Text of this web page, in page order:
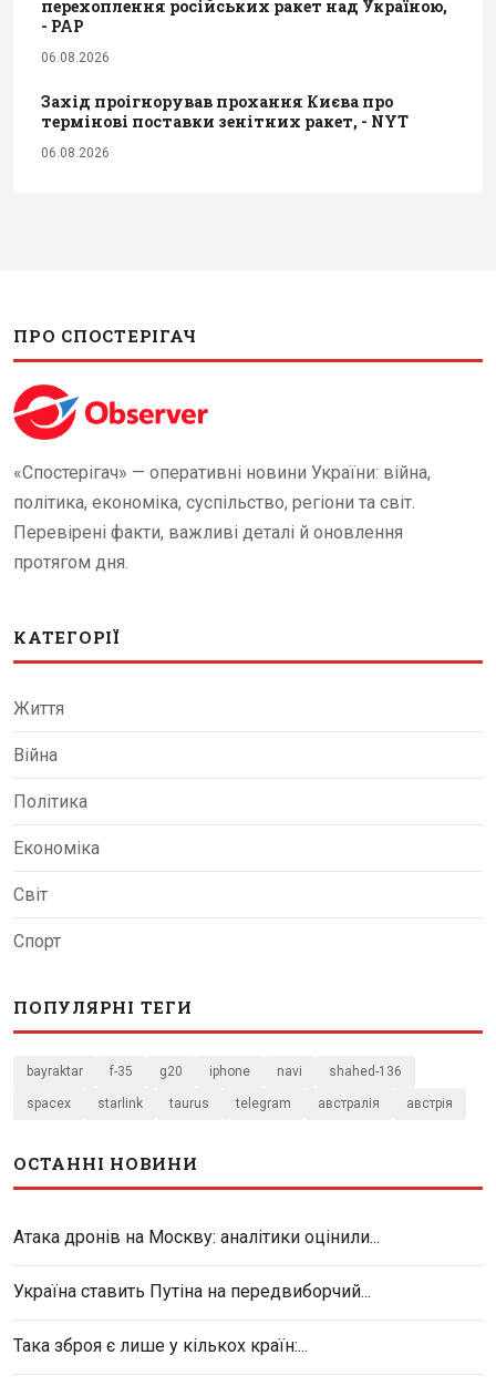
перехоплення російських ракет над Україною,
- PAP
06.08.2026
Захід проігнорував прохання Києва про
термінові поставки зенітних ракет, - NYT
06.08.2026
ПРО СПОСТЕРІГАЧ
«Спостерігач» — оперативні новини України: війна,
політика, економіка, суспільство, регіони та світ.
Перевірені факти, важливі деталі й оновлення
протягом дня.
КАТЕГОРІЇ
Життя
Війна
Політика
Економіка
Світ
Спорт
ПОПУЛЯРНІ ТЕГИ
bayraktar f-35 g20 iphone navi shahed-136
spacex starlink taurus telegram австралія австрія
ОСТАННІ НОВИНИ
Атака дронів на Москву: аналітики оцінили...
Україна ставить Путіна на передвиборчий...
Така зброя є лише у кількох країн:...